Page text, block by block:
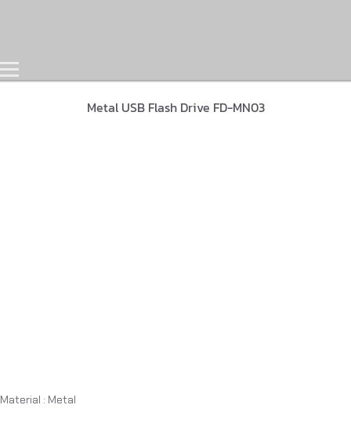
Metal USB Flash Drive FD-MN03
Material : Metal